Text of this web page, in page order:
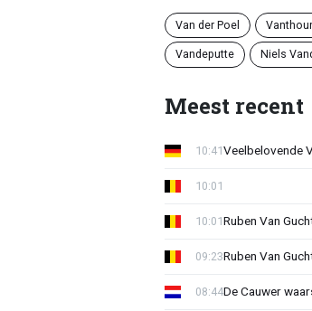
Van der Poel
Vandeputte Niels
Meest recent
Veelbelovende
10:41
10:01
Ruben Van
10:01
Ruben Van
09:23
De Cauwer
08:44